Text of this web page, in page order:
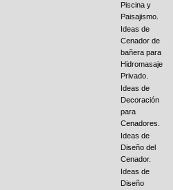
Piscina y
Paisajismo.
Ideas de
Cenador de
bañera para
Hidromasaje
Privado.
Ideas de
Decoración
para
Cenadores.
Ideas de
Diseño del
Cenador.
Ideas de
Diseño